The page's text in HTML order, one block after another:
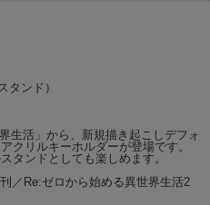
タンド）
生活」から、新規描き起こしデフォ
クリルキーホルダーが登場です。
タンドとしても楽しめます。
／Re:ゼロから始める異世界生活2